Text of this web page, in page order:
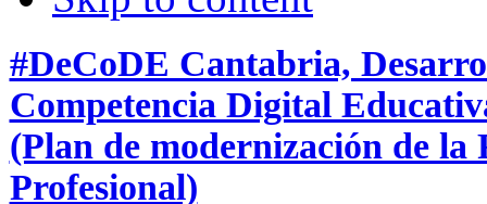
#DeCoDE Cantabria,
Competencia Digital
(Plan de modernización de la
Profesional)